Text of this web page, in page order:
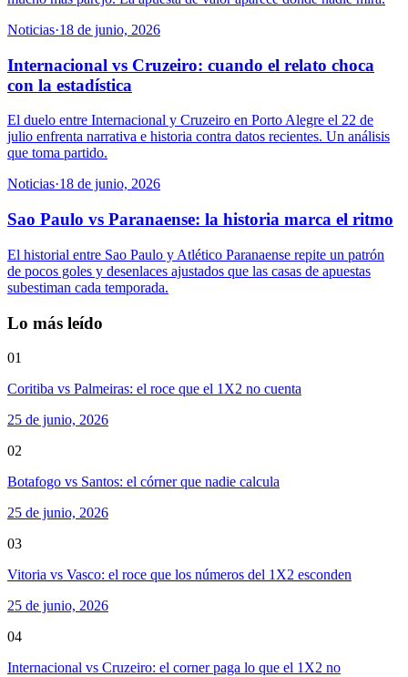
Noticias·18 de junio, 2026
Internacional vs Cruzeiro: cuando el relato choca
con la estadística
El duelo entre Internacional y Cruzeiro en Porto Alegre el 22 de
julio enfrenta narrativa e historia contra datos recientes. Un análisis
que toma partido.
Noticias·18 de junio, 2026
Sao Paulo vs Paranaense: la historia marca el ritmo
El historial entre Sao Paulo y Atlético Paranaense repite un patrón
de pocos goles y desenlaces ajustados que las casas de apuestas
subestiman cada temporada.
Lo más leído
01
Coritiba vs Palmeiras: el roce que el 1X2 no cuenta
25 de junio, 2026
02
Botafogo vs Santos: el córner que nadie calcula
25 de junio, 2026
03
Vitoria vs Vasco: el roce que los números del 1X2 esconden
25 de junio, 2026
04
Internacional vs Cruzeiro: el corner paga lo que el 1X2 no